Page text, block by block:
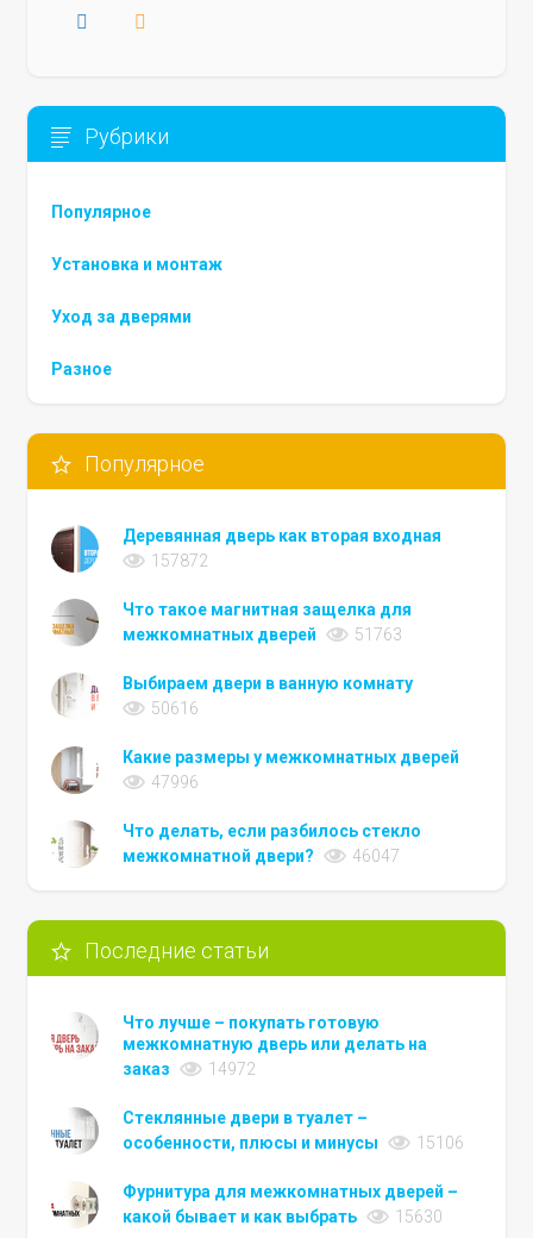
Рубрики
Популярное
Установка и монтаж
Уход за дверями
Разное
Популярное
Деревянная дверь как вторая входная
157872
Что такое магнитная защелка для
межкомнатных дверей
51763
Выбираем двери в ванную комнату
50616
Какие размеры у межкомнатных дверей
47996
Что делать, если разбилось стекло
межкомнатной двери?
46047
Последние статьи
Что лучше – покупать готовую
межкомнатную дверь или делать на
заказ
14972
Стеклянные двери в туалет –
особенности, плюсы и минусы
15106
Фурнитура для межкомнатных дверей –
какой бывает и как выбрать
15630